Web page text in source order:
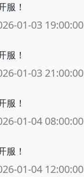
服！
01-03 19:00:00
服！
01-03 21:00:00
服！
01-04 08:00:00
服！
01-04 12:00:00